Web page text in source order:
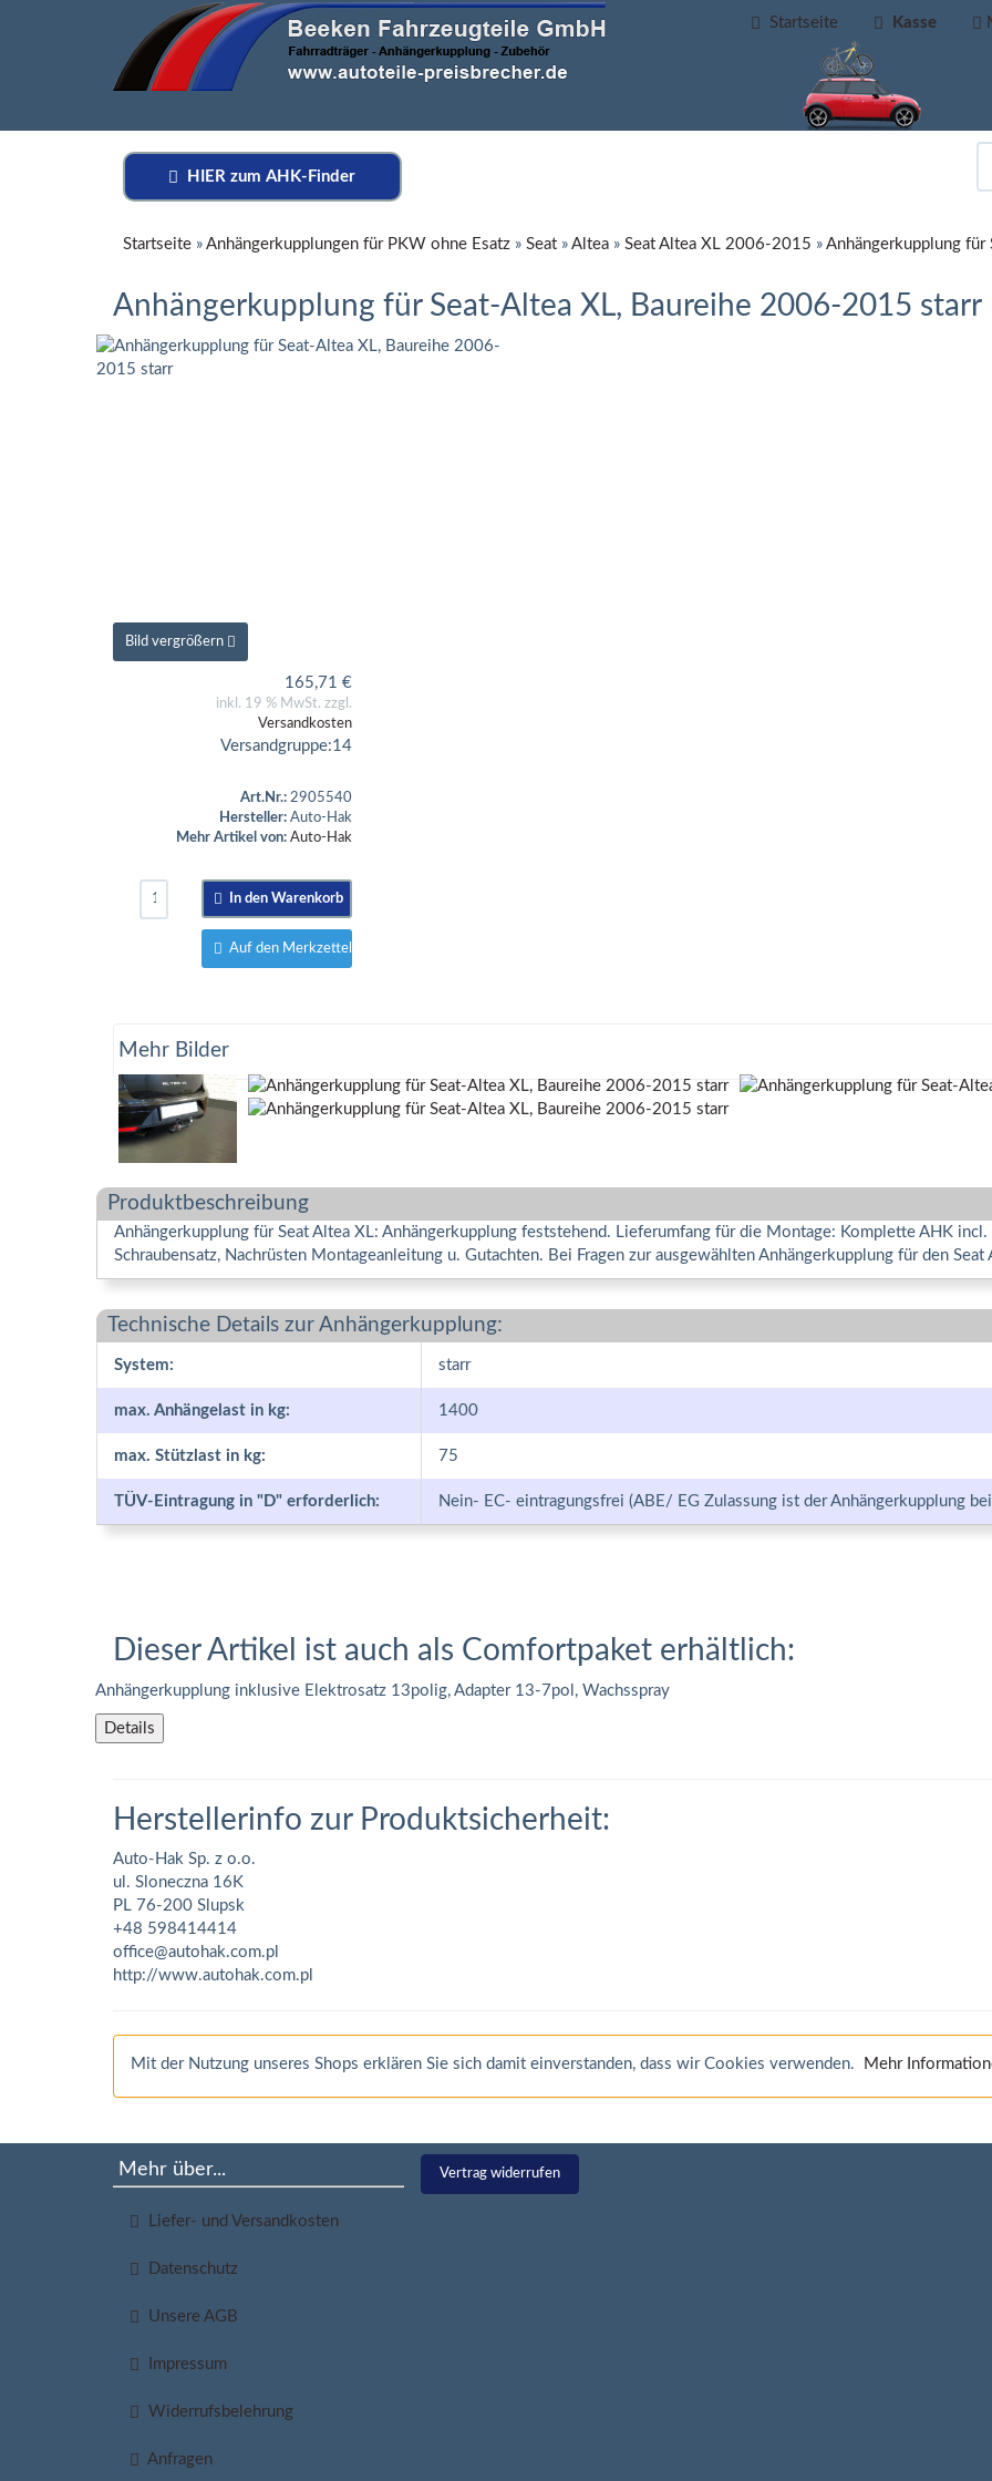
Startseite Kasse
HIER zum AHK-Finder
Startseite » Anhängerkupplungen für PKW ohne Esatz » Seat » Altea » Seat Altea XL 2006-2015 » Anhängerkupplung
Anhängerkupplung für Seat-Altea XL, Baureihe 2006-2015 starr
Bild vergrößern
165,71 €
inkl. 19 % MwSt. zzgl.
Versandkosten
Versandgruppe:14
Art.Nr.: 2905540
Hersteller: Auto-Hak
Mehr Artikel von: Auto-Hak
In den Warenkorb
Auf den Merkzettel
Mehr Bilder
Produktbeschreibung
Anhängerkupplung für Seat Altea XL: Anhängerkupplung feststehend. Lieferumfang für die Montage: Komplette AHK
Schraubensatz, Nachrüsten Montageanleitung u. Gutachten. Bei Fragen zur ausgewählten Anhängerkupplung für den Seat
Technische Details zur Anhängerkupplung:
System: starr
max. Anhängelast in kg: 1400
max. Stützlast in kg: 75
TÜV-Eintragung in "D" erforderlich: Nein- EC- eintragungsfrei (ABE/ EG Zulassung ist der Anhängerkupplung
Dieser Artikel ist auch als Comfortpaket erhältlich:
Anhängerkupplung inklusive Elektrosatz 13polig, Adapter 13-7pol, Wachsspray
Details
Herstellerinfo zur Produktsicherheit:
Auto-Hak Sp. z o.o.
ul. Sloneczna 16K
PL 76-200 Slupsk
+48 598414414
office@autohak.com.pl
http://www.autohak.com.pl
Mit der Nutzung unseres Shops erklären Sie sich damit einverstanden, dass wir Cookies verwenden. Mehr
Mehr über...
Liefer- und Versandkosten
Datenschutz
Unsere AGB
Impressum
Widerrufsbelehrung
Anfragen
Vertrag widerrufen